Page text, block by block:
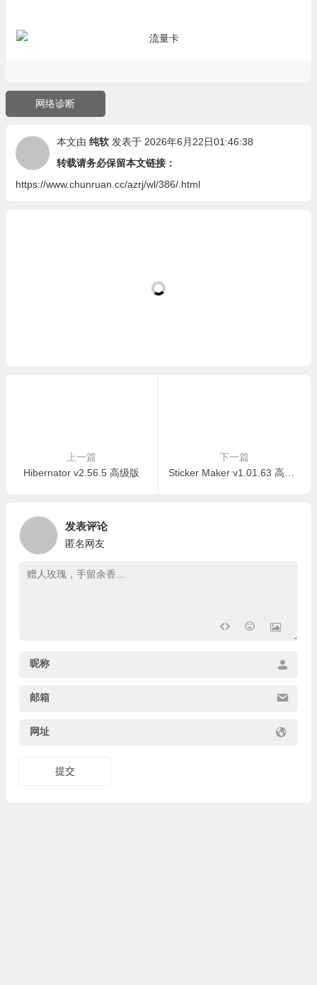
网络诊断
本文由 纯软发表于 2026年6月22日01:46:38
转载请务必保留本文链接：
https://www.chunruan.cc/azrj/wl/386/.html
上一篇
Hibernator v2.56.5 高级版
下一篇
发表评论
匿名网友
昵称
邮箱
网址
提交